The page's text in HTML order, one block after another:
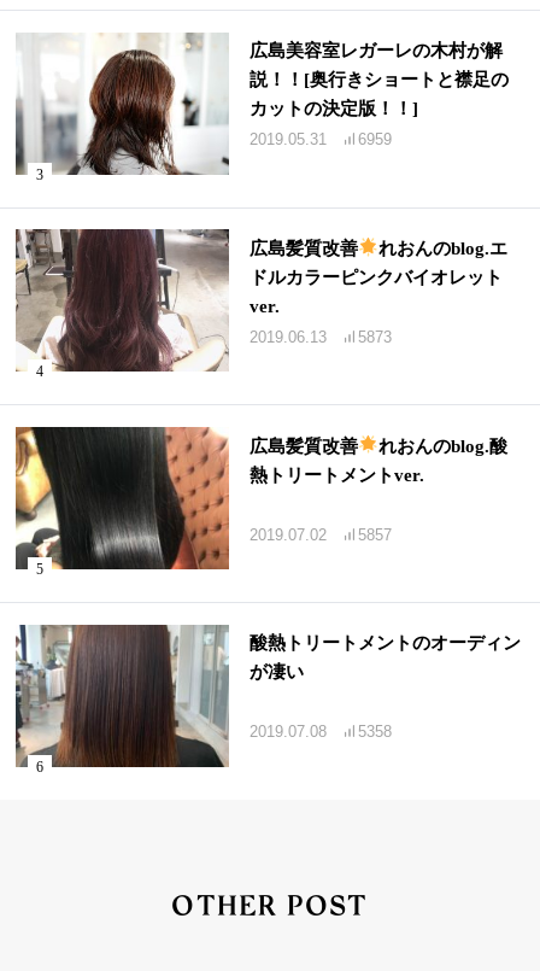
広島美容室レガーレの木村が解
説！！[奥行きショートと襟足の
カットの決定版！！]
2019.05.31 6959
広島髪質改善
れおんのblog.エ
ドルカラーピンクバイオレット
ver.
2019.06.13 5873
広島髪質改善
れおんのblog.酸
熱トリートメントver.
2019.07.02 5857
酸熱トリートメントのオーディン
が凄い
2019.07.08 5358
OTHER POST